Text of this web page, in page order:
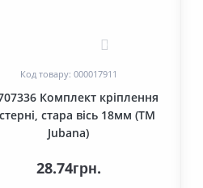
Код товару: 000017911
Комплект кріплення
стара вісь 18мм (ТМ
Jubana)
28.74грн.